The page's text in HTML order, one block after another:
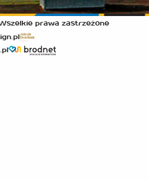
prawa zastrzeżone